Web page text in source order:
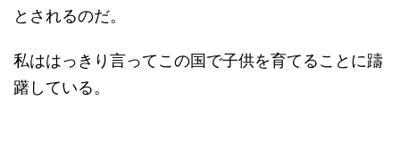
とされるのだ。
私ははっきり言ってこの国で子供を育てることに躊
躇している。